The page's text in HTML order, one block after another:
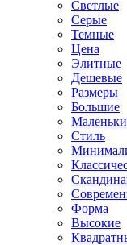
Светлые
Серые
Темные
Цена
Элитные
Дешевые
Размеры
Большие
Стиль
Форма
Высокие